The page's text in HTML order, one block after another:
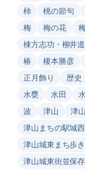
柿
桃の節句
梅
梅の花
棟方志功・柳井
椿
榎本勝彦
正月飾り
歴史
水甕
水田
波
津山 津
津山まちの駅城西
津山城東まち歩き
津山城東街並保